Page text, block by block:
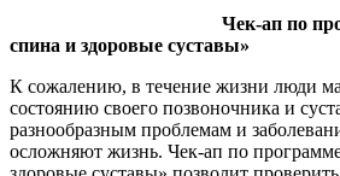
Чек-ап по
спина и здоровые суставы»
К сожалению, в течение жизни люди
состоянию своего позвоночника и
разнообразным проблемам и
осложняют жизнь. Чек-ап по